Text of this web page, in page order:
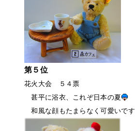
第５位
花火大会 ５４票
甚平に浴衣、これぞ日本の夏
和風な顔もたまらなく可愛いです